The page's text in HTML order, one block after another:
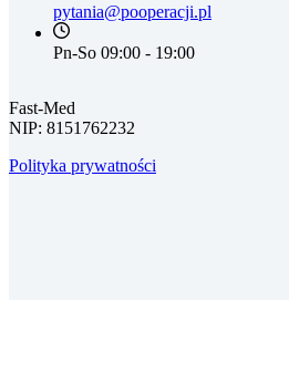
pytania@pooperacji.pl
Pn-So 09:00 - 19:00
Fast-Med
NIP: 8151762232
Polityka prywatności